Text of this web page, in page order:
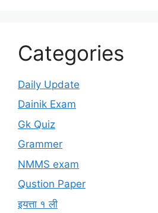
Categories
Daily Update
Dainik Exam
Gk Quiz
Grammer
NMMS exam
Qustion Paper
इयत्ता १ ली